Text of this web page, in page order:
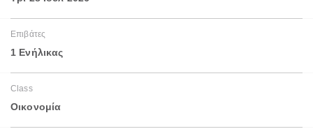
Επιβάτες
1 Ενήλικας
Class
Οικονομία